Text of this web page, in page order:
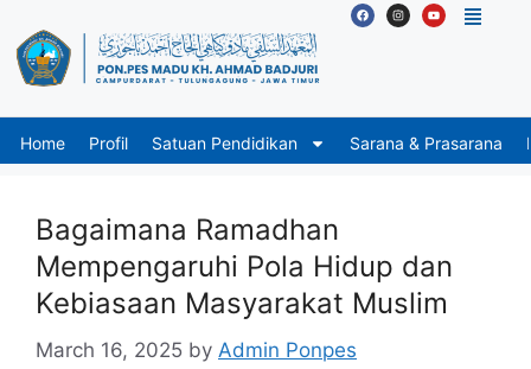
Home Profil Satuan Pendidikan Sarana & Prasarana
Bagaimana Ramadhan
Mempengaruhi Pola Hidup dan
Kebiasaan Masyarakat Muslim
March 16, 2025 by Admin Ponpes